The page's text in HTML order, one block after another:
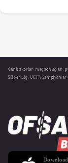
Canlı skorlar , maç
Süper Lig, UEFA Şampiyonlar